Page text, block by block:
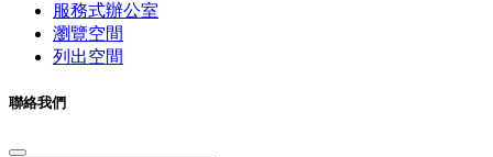
服務式辦公室
瀏覽空間
列出空間
聯絡我們